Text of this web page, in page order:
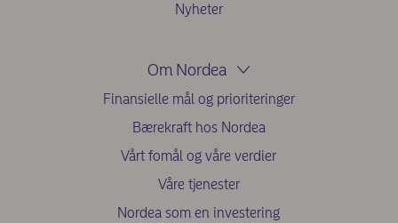
Nyheter
Om Nordea
Finansielle mål og prioriteringer
Bærekraft hos Nordea
Vårt fomål og våre verdier
Våre tjenester
Nordea som en investering